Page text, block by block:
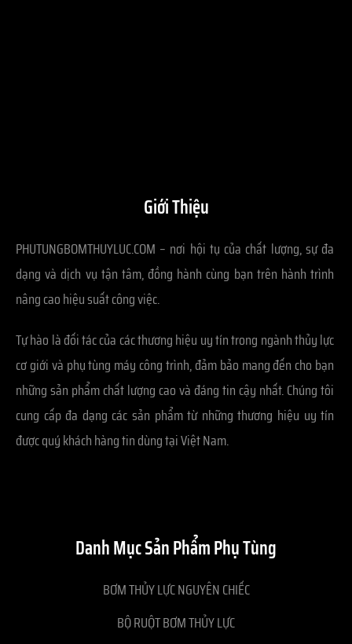
Giới Thiệu
PHUTUNGBOMTHUYLUC.COM – nơi hội tụ của chất lượng, sự đa
dạng và dịch vụ tận tâm, đồng hành cùng bạn trên hành trình
nâng cao hiệu suất công việc.
Tự hào là đối tác của các thương hiệu uy tín trong ngành thủy lực
cơ giới và phụ tùng máy công trình, đảm bảo mang đến cho bạn
những sản phẩm chất lượng cao và đáng tin cậy nhất. Chúng tôi
cung cấp đa dạng các sản phẩm từ những thương hiệu uy tín
được quý khách hàng tin dùng tại Việt Nam.
Danh Mục Sản Phẩm Phụ Tùng
BƠM THỦY LỰC NGUYÊN CHIẾC
BỘ RUỘT BƠM THỦY LỰC